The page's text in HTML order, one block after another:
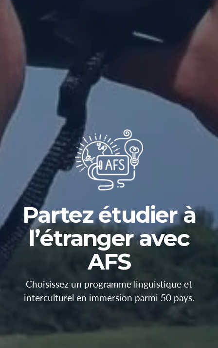
Partez étudier à
l’étranger avec
AFS
Choisissez un programme linguistique et
interculturel en immersion parmi 50 pays.